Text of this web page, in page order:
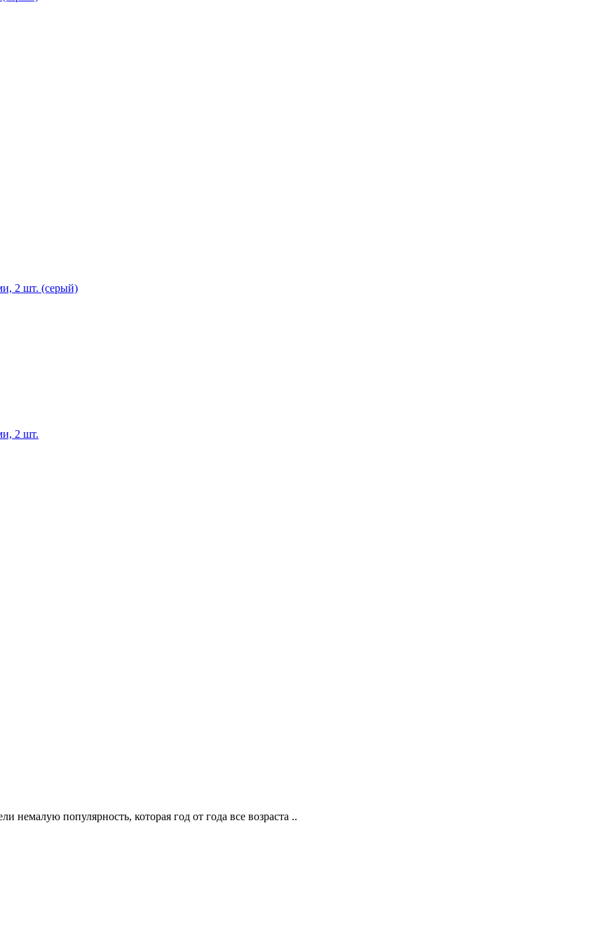
2 шт. (серый)
2 шт.
популярность, которая год от года все возраста ..